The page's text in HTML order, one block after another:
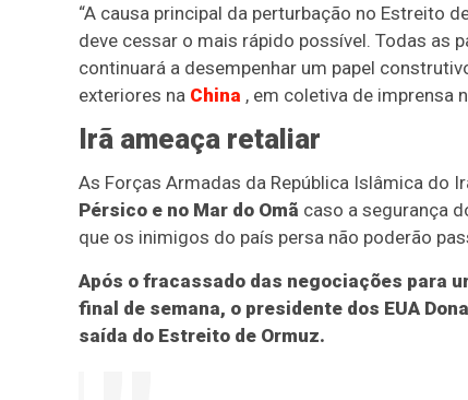
“A causa principal da perturbação no Estreito
deve cessar o mais rápido possível. Todas as
continuará a desempenhar um papel
exteriores na China , em coletiva de imprensa
Irã ameaça retaliar
As Forças Armadas da República Islâmica do
Pérsico e no Mar do Omã caso a segurança
que os inimigos do país persa não poderão
Após o fracassado das negociações para
final de semana, o presidente dos EUA
saída do Estreito de Ormuz.